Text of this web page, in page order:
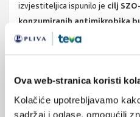
Ova web-stranica koristi
Kolačiće upotrebljavamo
sadržaj i oglase, omogućili
izvjestiteljica ispunilo je cilj
konzumiranih antimikrobika
antibiotika,tj. antibiotika koji su
visoku razinu predanosti zemalja